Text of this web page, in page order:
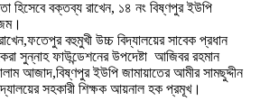
হিসেবে বক্তব্য রাখেন, ১৪ নং বিষ্ণপুর ইউপি
বহুমুখী উচ্চ বিদ্যালয়ের সাবেক প্রধান
সুন্নাহ ফাউন্ডেশনের উপদেষ্টা আজিবর রহমান
আজাদ,বিষ্ণপুর ইউপি জামায়াতের আমীর সামছুদ্দীন
সহকারী শিক্ষক আয়নাল হক প্রমূখ।